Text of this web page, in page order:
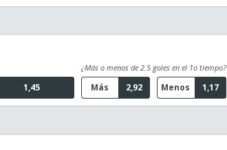
1,45
¿Más o menos de 2.5 goles en el 1o tiempo?
2,92
Más 1,17
Menos